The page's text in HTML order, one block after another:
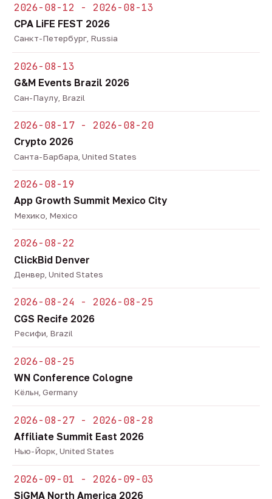
2026-08-12 - 2026-08-13
CPA LiFE FEST 2026
Санкт-Петербург, Russia
2026-08-13
G&M Events Brazil 2026
Сан-Паулу, Brazil
2026-08-17 - 2026-08-20
Crypto 2026
Санта-Барбара, United States
2026-08-19
App Growth Summit Mexico City
Мехико, Mexico
2026-08-22
ClickBid Denver
Денвер, United States
2026-08-24 - 2026-08-25
CGS Recife 2026
Ресифи, Brazil
2026-08-25
WN Conference Cologne
Кёльн, Germany
2026-08-27 - 2026-08-28
Affiliate Summit East 2026
Нью-Йорк, United States
2026-09-01 - 2026-09-03
SiGMA North America 2026